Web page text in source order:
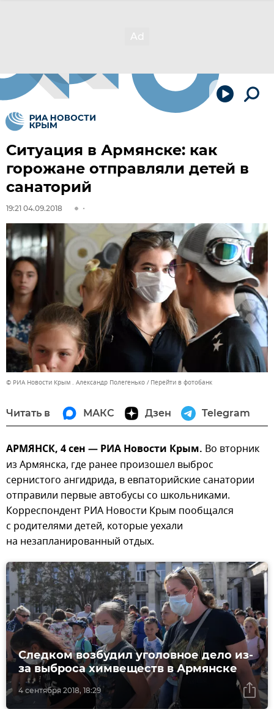
Ситуация в Армянске: как
горожане отправляли детей в
санаторий
19:21 04.09.2018
© РИА Новости Крым . Александр Полегенько Перейти в фотобанк
Читать в МАКС Дзен Telegram
АРМЯНСК, 4 сен — РИА Новости Крым. Во вторник
из Армянска, где ранее произошел выброс
сернистого ангидрида, в евпаторийские санатории
отправили первые автобусы со школьниками.
Корреспондент РИА Новости Крым пообщался
с родителями детей, которые уехали
на незапланированный отдых.
4 сентября 2018, 18:29
Следком возбудил уголовное дело из-
за выброса химвеществ в Армянске